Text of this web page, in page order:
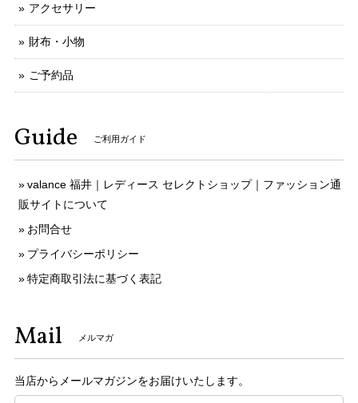
アクセサリー
財布・小物
ご予約品
Guide ご利用ガイド
valance 福井｜レディース セレクトショップ｜ファッション通
販サイトについて
お問合せ
プライバシーポリシー
特定商取引法に基づく表記
Mail メルマガ
当店からメールマガジンをお届けいたします。